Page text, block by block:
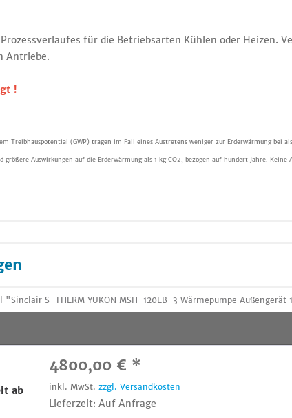
für die Betriebsarten Kühlen oder Heizen.
Antriebe.
!
(GWP) tragen im Fall eines Austretens weniger zur Erderwärmung bei
Auswirkungen auf die Erderwärmung als 1 kg CO2, bezogen auf hundert Jahre.
S-THERM YUKON MSH-120EB-3 Wärmepumpe Außengerät
ab
4800,00 € *
inkl. MwSt.zzgl. Versandkosten
Lieferzeit: Auf Anfrage